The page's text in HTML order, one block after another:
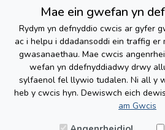
Mae ein gwefan yn
Rydym yn defnyddio cwcis ar gyfer
ac i helpu i ddadansoddi ein traffig
gwasanaethau. Mae cwcis
wefan yn ddefnyddiadwy drwy
sylfaenol fel llywio tudalen. Ni all y
heb y cwcis hyn. Dewiswch eich
am Gwcis